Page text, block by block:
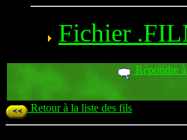
Fichier
Répondre
Retour à la liste des fils